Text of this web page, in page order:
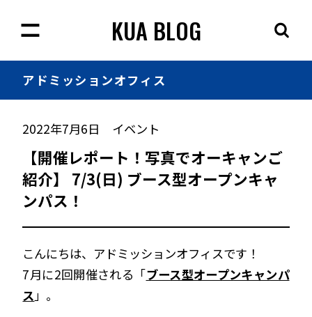
KUA BLOG
アドミッションオフィス
2022年7月6日 イベント
【開催レポート！写真でオーキャンご
紹介】 7/3(日) ブース型オープンキャ
ンパス！
こんにちは、アドミッションオフィスです！
7月に2回開催される「ブース型オープンキャンパ
ス 」。